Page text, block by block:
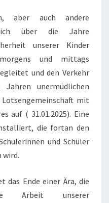
aber auch andere
über die Jahre
unserer Kinder
und mittags
und den Verkehr
unermüdlichen
mit
auf ( 31.01.2025). Eine
die fortan den
und Schüler
wird.
das Ende einer Ära, die
Arbeit unserer